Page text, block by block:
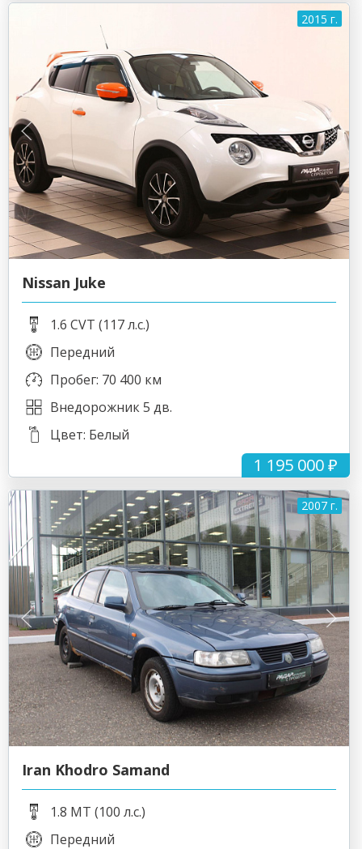
2015 г.
1 195 000 ₽
Nissan Juke
1.6 CVT (117 л.с.)
Передний
Пробег: 70 400 км
Внедорожник 5 дв.
Цвет: Белый
2007 г.
Iran Khodro Samand
1.8 MT (100 л.с.)
Передний